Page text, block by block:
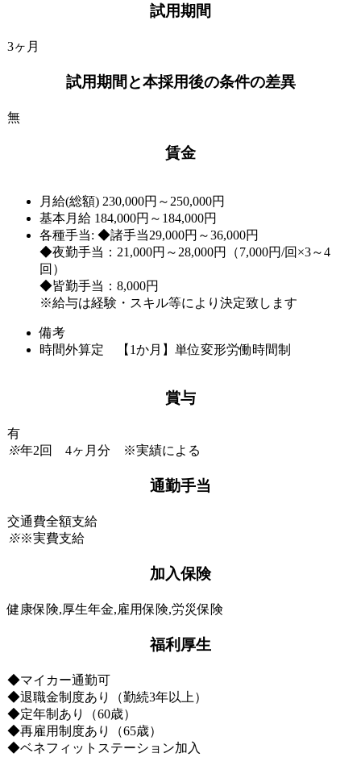
試用期間
3ヶ月
試用期間と本採用後の条件の差異
無
賃金
月給(総額) 230,000円～250,000円
基本月給 184,000円～184,000円
各種手当: ◆諸手当29,000円～36,000円
◆夜勤手当：21,000円～28,000円（7,000円/回×3～4
回）
◆皆勤手当：8,000円
※給与は経験・スキル等により決定致します
備考
時間外算定 【1か月】単位変形労働時間制
賞与
有
※年2回 4ヶ月分 ※実績による
通勤手当
交通費全額支給
※※実費支給
加入保険
健康保険,厚生年金,雇用保険,労災保険
福利厚生
◆マイカー通勤可
◆退職金制度あり（勤続3年以上）
◆定年制あり（60歳）
◆再雇用制度あり（65歳）
◆ベネフィットステーション加入